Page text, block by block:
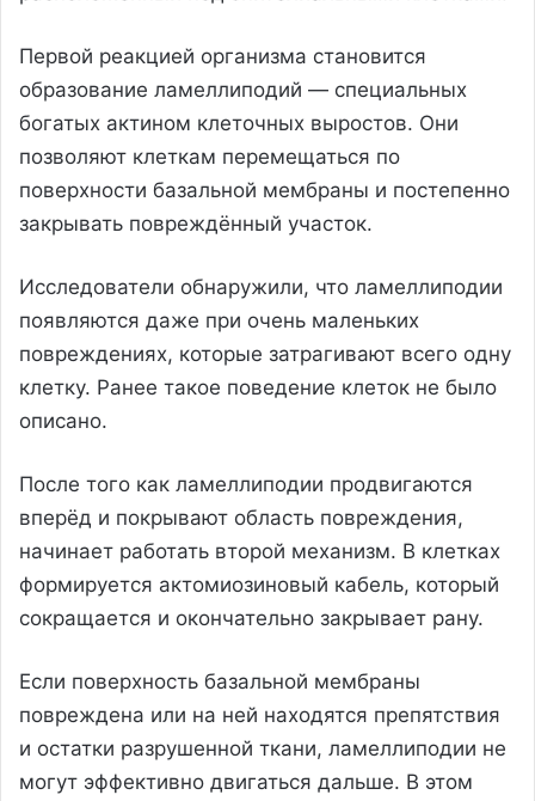
Первой реакцией организма становится
образование ламеллиподий — специальных
богатых актином клеточных выростов. Они
позволяют клеткам перемещаться по
поверхности базальной мембраны и постепенно
закрывать повреждённый участок.
Исследователи обнаружили, что ламеллиподии
появляются даже при очень маленьких
повреждениях, которые затрагивают всего одну
клетку. Ранее такое поведение клеток не было
описано.
После того как ламеллиподии продвигаются
вперёд и покрывают область повреждения,
начинает работать второй механизм. В клетках
формируется актомиозиновый кабель, который
сокращается и окончательно закрывает рану.
Если поверхность базальной мембраны
повреждена или на ней находятся препятствия
и остатки разрушенной ткани, ламеллиподии не
могут эффективно двигаться дальше. В этом